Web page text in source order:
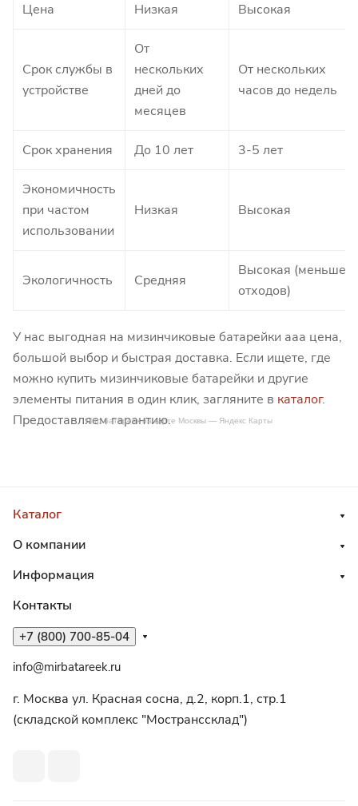
Мир батареек на карте Москвы — Яндекс Карты
Цена Низкая Высокая
Срок службы в
устройстве
От
нескольких
дней до
месяцев
От нескольких
часов до недель
Срок хранения До 10 лет 3-5 лет
Экономичность
при частом
использовании
Низкая Высокая
Экологичность Средняя
Высокая (меньше
отходов)
У нас выгодная на мизинчиковые батарейки ааа цена,
большой выбор и быстрая доставка. Если ищете, где
можно купить мизинчиковые батарейки и другие
элементы питания в один клик, загляните в каталог.
Предоставляем гарантию.
Каталог
О компании
Информация
Контакты
+7 (800) 700-85-04
info@mirbatareek.ru
г. Москва ул. Красная сосна, д.2, корп.1, стр.1
(складской комплекс "Мостранссклад")